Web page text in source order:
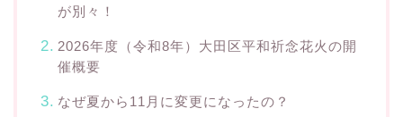
が別々！
2026年度（令和8年）大田区平和祈念花火の開
催概要
なぜ夏から11月に変更になったの？